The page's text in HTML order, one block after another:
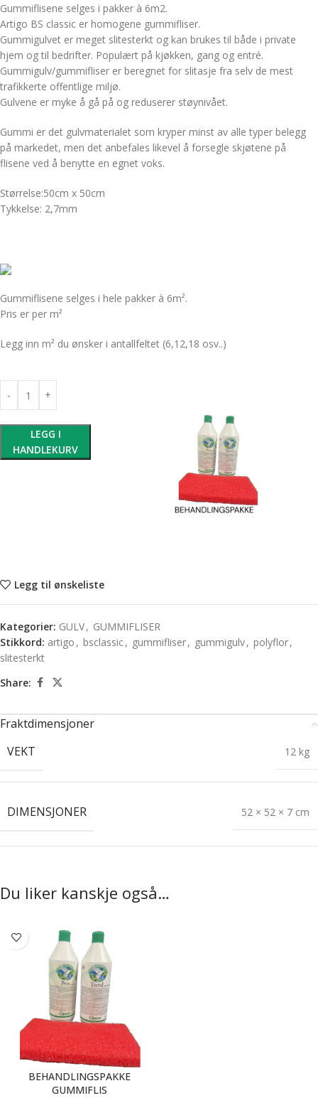
Gummiflisene selges i pakker à 6m2.
Artigo BS classic er homogene gummifliser.
Gummigulvet er meget slitesterkt og kan brukes til både i private
hjem og til bedrifter. Populært på kjøkken, gang og entré.
Gummigulv/gummifliser er beregnet for slitasje fra selv de mest
trafikkerte offentlige miljø.
Gulvene er myke å gå på og reduserer støynivået.
Gummi er det gulvmaterialet som kryper minst av alle typer belegg
på markedet, men det anbefales likevel å forsegle skjøtene på
flisene ved å benytte en egnet voks.
Størrelse:50cm x 50cm
Tykkelse: 2,7mm
Gummiflisene selges i hele pakker à 6m².
Pris er per m²
Legg inn m² du ønsker i antallfeltet (6,12,18 osv..)
LEGG I
HANDLEKURV
Legg til ønskeliste
Kategorier: GULV, GUMMIFLISER
Stikkord: artigo , bsclassic, gummifliser, gummigulv, polyflor,
slitesterkt
Share:
Fraktdimensjoner
VEKT
12 kg
DIMENSJONER 52 × 52 × 7 cm
Du liker kanskje også…
BEHANDLINGSPAKKE
GUMMIFLIS